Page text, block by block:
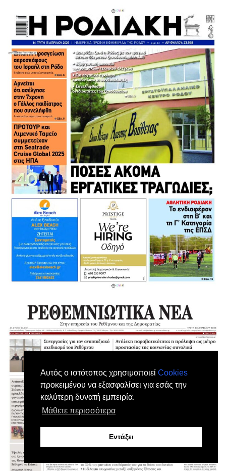
Αυτός ο ιστότοπος χρησιμοποιεί Cookies
προκειμένου να εξασφαλίσει για εσάς την
καλύτερη δυνατή εμπειρία.
Μάθετε περισσότερα
Εντάξει